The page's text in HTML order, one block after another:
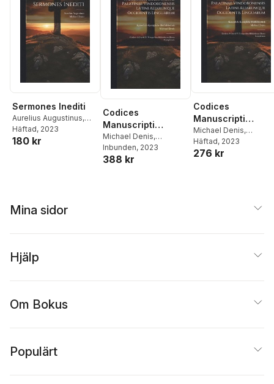
Sermones Inediti
Aurelius Augustinus,
Michael Denis
Häftad, 2023
180 kr
Codices
Manuscripti
Theologici
Bibliothecae
Palatinae
Michael Denis,
Kaiserlich-Konigliche
Hofbibliothek (Wi
Inbunden, 2023
388 kr
Codices
Manuscripti
Theologici
Bibliothecae
Palatinae
Michael Denis,
Kaiserlich-Konigliche
Hofbibliothek (Wi
Häftad, 2023
276 kr
Mina sidor
Hjälp
Om Bokus
Populärt